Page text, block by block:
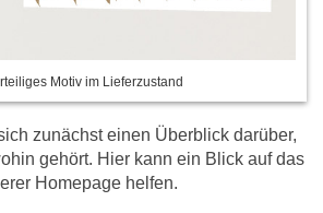
Motiv im Lieferzustand
zunächst einen Überblick darüber,
gehört. Hier kann ein Blick auf das
Homepage helfen.